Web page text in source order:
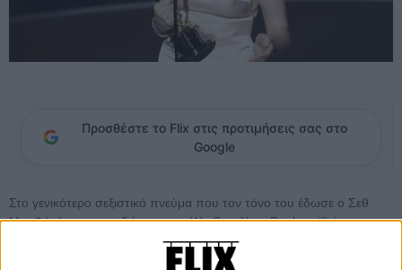
Προσθέστε το Flix στις προτιμήσεις σας στο
Google
Στο γενικότερο σεξιστικό πνεύμα που τον τόνο του έδωσε ο Σεθ
ΜακΦάρλαν τραγουδώντας το «We Saw Your Boobs»(δείτε το
στην έναρξη της 85ης Απονομής των Βραβείων Οσκαρ, τα
social media ασχολήθηκαν περισσότερο κατά τη διάρκεια των